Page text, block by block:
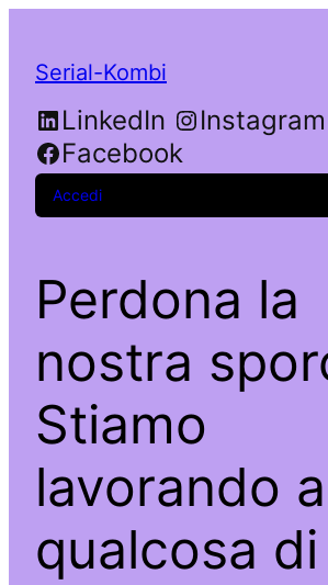
Serial-Kombi
LinkedIn
Instagram
Facebook
Accedi
Perdona la
nostra
Stiamo
lavorando a
qualcosa di